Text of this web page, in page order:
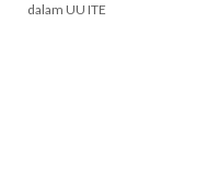
dalam UU ITE